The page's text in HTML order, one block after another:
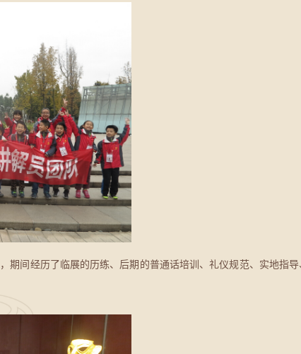
期间经历了临展的历练、后期的普通话培训、礼仪规范、实地指